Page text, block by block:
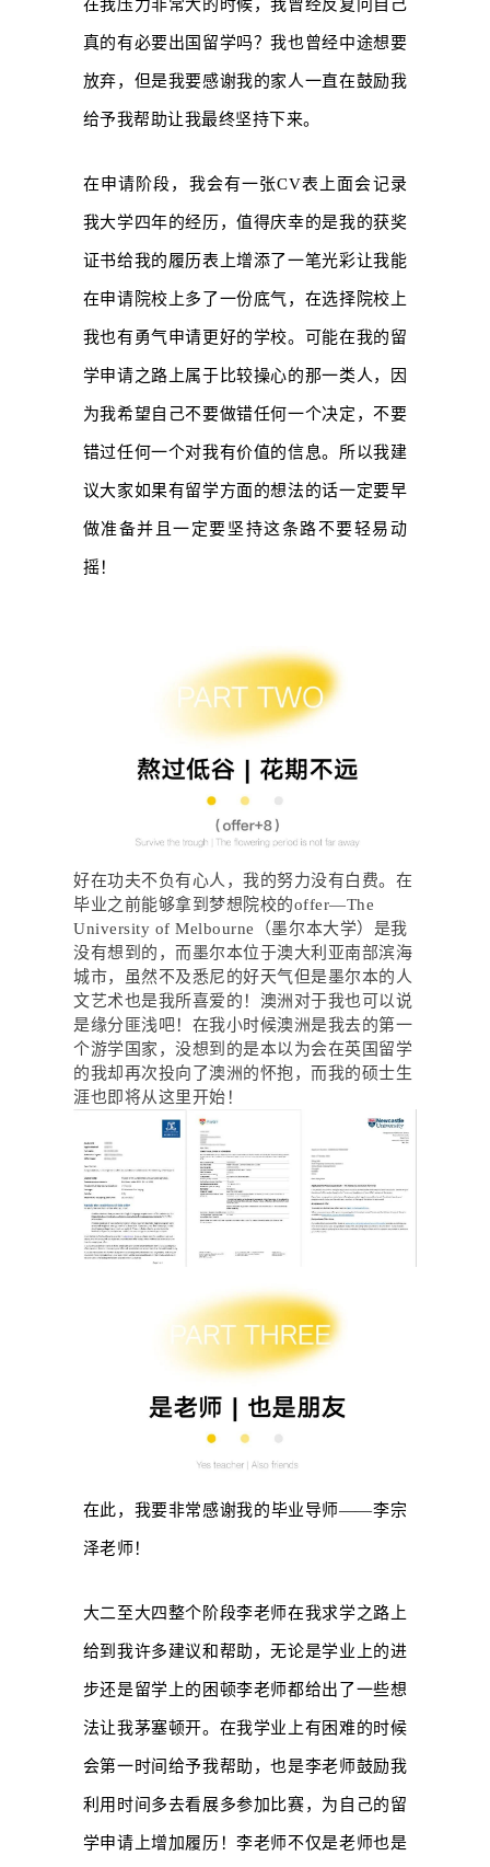
在我压力非常大的时候，我曾经反复问自己
真的有必要出国留学吗？我也曾经中途想要
放弃，但是我要感谢我的家人一直在鼓励我
给予我帮助让我最终坚持下来。
在申请阶段，我会有一张CV表上面会记录
我大学四年的经历，值得庆幸的是我的获奖
证书给我的履历表上增添了一笔光彩让我能
在申请院校上多了一份底气，在选择院校上
我也有勇气申请更好的学校。可能在我的留
学申请之路上属于比较操心的那一类人，因
为我希望自己不要做错任何一个决定，不要
错过任何一个对我有价值的信息。所以我建
议大家如果有留学方面的想法的话一定要早
做准备并且一定要坚持这条路不要轻易动
摇！
好在功夫不负有心人，我的努力没有白费。在
毕业之前能够拿到梦想院校的offer—The
University of Melbourne（墨尔本大学）是我
没有想到的，而墨尔本位于澳大利亚南部滨海
城市，虽然不及悉尼的好天气但是墨尔本的人
文艺术也是我所喜爱的！澳洲对于我也可以说
是缘分匪浅吧！在我小时候澳洲是我去的第一
个游学国家，没想到的是本以为会在英国留学
的我却再次投向了澳洲的怀抱，而我的硕士生
涯也即将从这里开始！
在此，我要非常感谢我的毕业导师——李宗
泽老师！
大二至大四整个阶段李老师在我求学之路上
给到我许多建议和帮助，无论是学业上的进
步还是留学上的困顿李老师都给出了一些想
法让我茅塞顿开。在我学业上有困难的时候
会第一时间给予我帮助，也是李老师鼓励我
利用时间多去看展多参加比赛，为自己的留
学申请上增加履历！李老师不仅是老师也是